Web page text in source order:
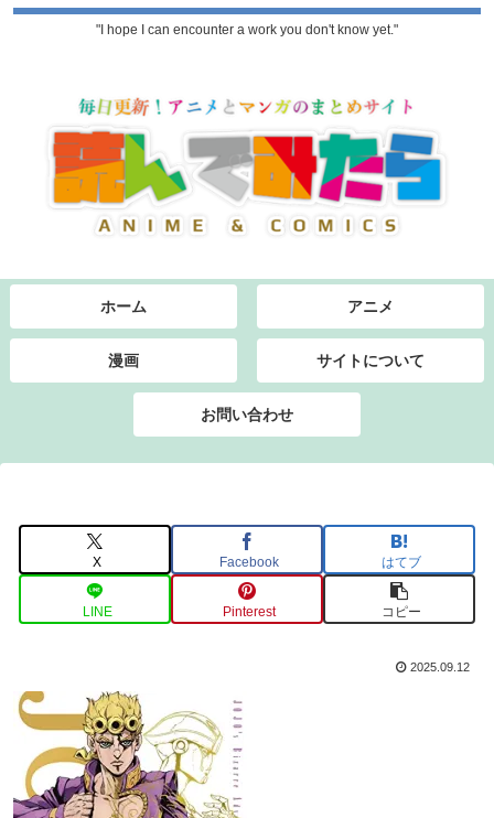
"I hope I can encounter a work you don't know yet."
ホーム アニメ
漫画 サイトについて
お問い合わせ
X Facebook はてブ
LINE Pinterest コピー
2025.09.12